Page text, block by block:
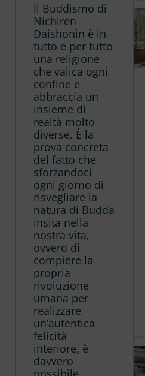
Il Buddismo di
Nichiren
Daishonin è in
tutto e per tutto
una religione
che valica ogni
confine e
abbraccia un
insieme di
realtà molto
diverse. È la
prova concreta
del fatto che
sforzandoci
ogni giorno di
risvegliare la
natura di Budda
insita nella
nostra vita,
ovvero di
compiere la
propria
rivoluzione
umana per
realizzare
un’autentica
felicità
interiore, è
davvero